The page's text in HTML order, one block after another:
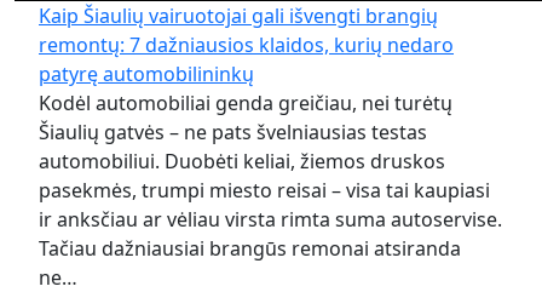
Kaip Šiaulių vairuotojai gali išvengti brangių
remontų: 7 dažniausios klaidos, kurių nedaro
patyrę automobilininkų
Kodėl automobiliai genda greičiau, nei turėtų
Šiaulių gatvės – ne pats švelniausias testas
automobiliui. Duobėti keliai, žiemos druskos
pasekmės, trumpi miesto reisai – visa tai kaupiasi
ir anksčiau ar vėliau virsta rimta suma autoservise.
Tačiau dažniausiai brangūs remonai atsiranda
ne…